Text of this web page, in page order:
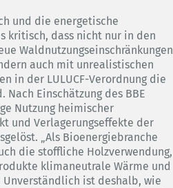
und die energetische
kritisch, dass nicht nur in den
Waldnutzungseinschränkungen
auch mit unrealistischen
in der LULUCF-Verordnung die
Einschätzung des BBE
Nutzung heimischer
und Verlagerungseffekte der
„Als Bioenergiebranche
die stoffliche Holzverwendung,
klimaneutrale Wärme und
ist deshalb, wie